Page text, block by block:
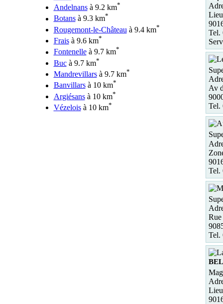
Andelnansà 9.2 km*
Botansà 9.3 km*
Rougemont-le-Château à 9.4 km*
Fraisà 9.6 km*
Fontenelleà 9.7 km*
Bucà 9.7 km*
Mandrevillarsà 9.7 km*
Banvillarsà 10 km*
Argiésansà 10 km*
Vézeloisà 10 km*
Tel.
Av
Tel.
Tel.
Rue
Tel.